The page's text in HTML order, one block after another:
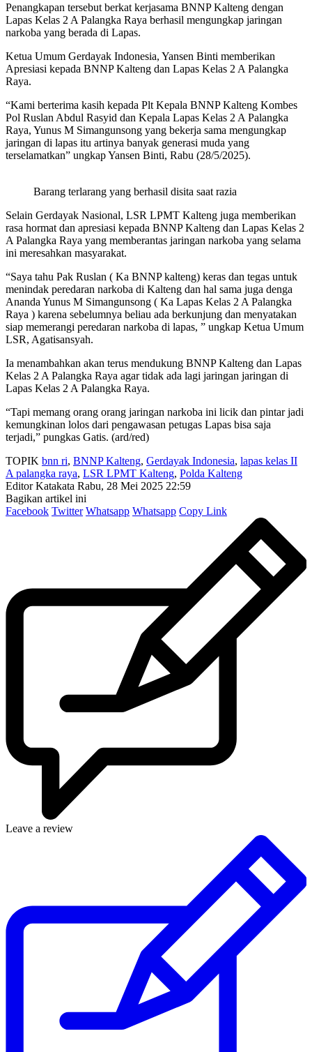
Penangkapan tersebut berkat kerjasama BNNP Kalteng dengan
Lapas Kelas 2 A Palangka Raya berhasil mengungkap jaringan
narkoba yang berada di Lapas.
Ketua Umum Gerdayak Indonesia, Yansen Binti memberikan
Apresiasi kepada BNNP Kalteng dan Lapas Kelas 2 A Palangka
Raya.
“Kami berterima kasih kepada Plt Kepala BNNP Kalteng Kombes
Pol Ruslan Abdul Rasyid dan Kepala Lapas Kelas 2 A Palangka
Raya, Yunus M Simangunsong yang bekerja sama mengungkap
jaringan di lapas itu artinya banyak generasi muda yang
terselamatkan” ungkap Yansen Binti, Rabu (28/5/2025).
Barang terlarang yang berhasil disita saat razia
Selain Gerdayak Nasional, LSR LPMT Kalteng juga memberikan
rasa hormat dan apresiasi kepada BNNP Kalteng dan Lapas Kelas 2
A Palangka Raya yang memberantas jaringan narkoba yang selama
ini meresahkan masyarakat.
“Saya tahu Pak Ruslan ( Ka BNNP kalteng) keras dan tegas untuk
menindak peredaran narkoba di Kalteng dan hal sama juga denga
Ananda Yunus M Simangunsong ( Ka Lapas Kelas 2 A Palangka
Raya ) karena sebelumnya beliau ada berkunjung dan menyatakan
siap memerangi peredaran narkoba di lapas, ” ungkap Ketua Umum
LSR, Agatisansyah.
Ia menambahkan akan terus mendukung BNNP Kalteng dan Lapas
Kelas 2 A Palangka Raya agar tidak ada lagi jaringan jaringan di
Lapas Kelas 2 A Palangka Raya.
“Tapi memang orang orang jaringan narkoba ini licik dan pintar jadi
kemungkinan lolos dari pengawasan petugas Lapas bisa saja
terjadi,” pungkas Gatis. (ard/red)
TOPIK bnn ri, BNNP Kalteng, Gerdayak Indonesia, lapas kelas II
A palangka raya, LSR LPMT Kalteng, Polda Kalteng
Editor Katakata Rabu, 28 Mei 2025 22:59
Bagikan artikel ini
Facebook Twitter Whatsapp Whatsapp Copy Link
Leave a review